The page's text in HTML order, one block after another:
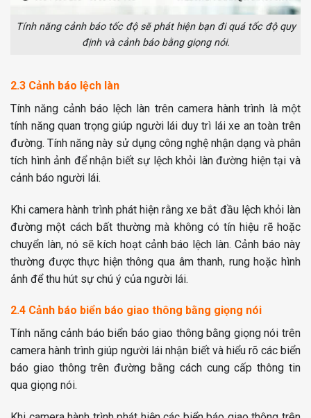
Tính năng cảnh báo tốc độ sẽ phát hiện bạn đi quá tốc độ quy
định và cảnh báo bằng giọng nói.
2.3 Cảnh báo lệch làn
Tính năng cảnh báo lệch làn trên camera hành trình là một
tính năng quan trọng giúp người lái duy trì lái xe an toàn trên
đường. Tính năng này sử dụng công nghệ nhận dạng và phân
tích hình ảnh để nhận biết sự lệch khỏi làn đường hiện tại và
cảnh báo người lái.
Khi camera hành trình phát hiện rằng xe bắt đầu lệch khỏi làn
đường một cách bất thường mà không có tín hiệu rẽ hoặc
chuyển làn, nó sẽ kích hoạt cảnh báo lệch làn. Cảnh báo này
thường được thực hiện thông qua âm thanh, rung hoặc hình
ảnh để thu hút sự chú ý của người lái.
2.4 Cảnh báo biển báo giao thông bằng giọng nói
Tính năng cảnh báo biển báo giao thông bằng giọng nói trên
camera hành trình giúp người lái nhận biết và hiểu rõ các biển
báo giao thông trên đường bằng cách cung cấp thông tin
qua giọng nói.